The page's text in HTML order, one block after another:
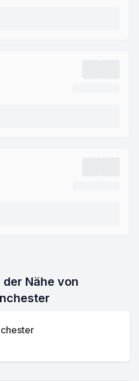
Nähe von